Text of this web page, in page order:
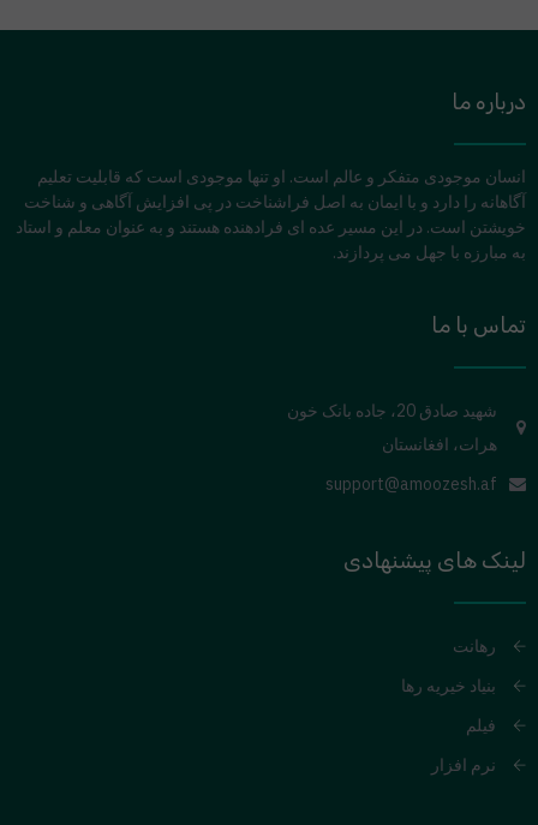
درباره ما
انسان موجودی متفکر و عالم است. او تنها موجودی است که قابلیت تعلیم
آگاهانه را دارد و با ایمان به اصل فراشناخت در پی افزایش آگاهی و شناخت
خویشتن است. در این مسیر عده ای فرادهنده هستند و به عنوان معلم و استاد
به مبارزه با جهل می پردازند.
تماس با ما
شهید صادق 20، جاده بانک خون
هرات، افغانستان
support@amoozesh.af
لینک های پیشنهادی
رهانت
بنیاد خیریه رها
فیلم
نرم افزار